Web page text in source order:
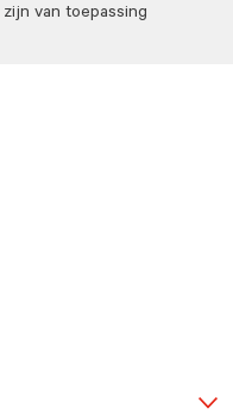
zijn van toepassing